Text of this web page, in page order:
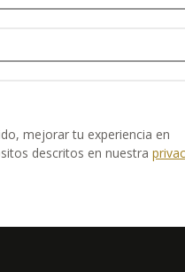
mejorar tu experiencia en
descritos en nuestra